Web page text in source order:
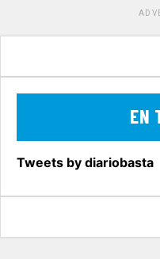
EN
Tweets by diariobasta